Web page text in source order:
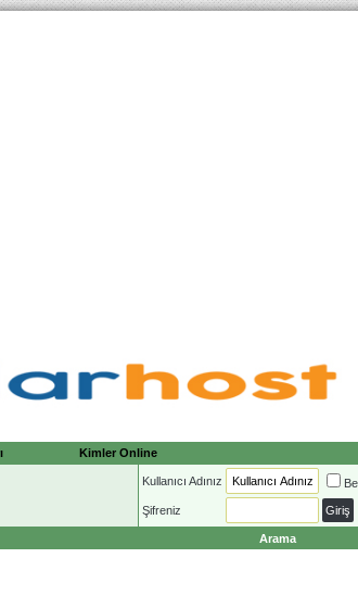
Kimler Online
Kullanıcı Adınız
Şifreniz
Arama